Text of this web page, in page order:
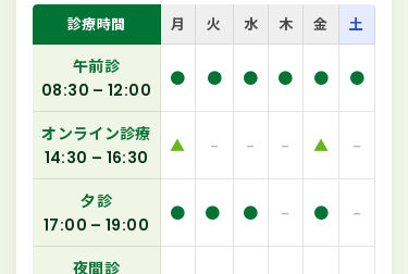
診療時間 月 火 水 木 金 土
午前診
08:30 – 12:00
● ● ● ● ● ●
オンライン診療
14:30 – 16:30
▲ – – – ▲ –
夕診
17:00 – 19:00
● ● ● – ● –
夜間診